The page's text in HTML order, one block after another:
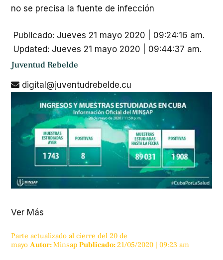
no se precisa la fuente de infección
Publicado: Jueves 21 mayo 2020 | 09:24:16 am.
Updated: Jueves 21 mayo 2020 | 09:44:37 am.
Juventud Rebelde
digital@juventudrebelde.cu
Ver Más
Parte actualizado al cierre del 20 de
mayo Autor:Minsap Publicado:21/05/2020 | 09:23 am